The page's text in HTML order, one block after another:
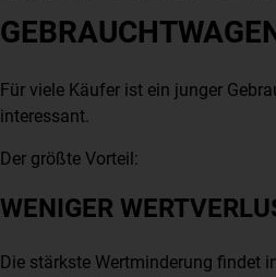
Für viele Käufer ist ein junger
interessant.
Der größte Vorteil:
WENIGER
Die stärkste Wertminderung findet